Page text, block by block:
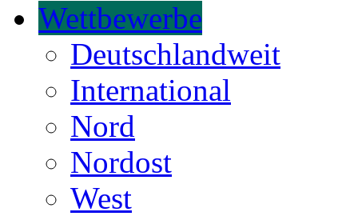
Wettbewerbe
Deutschlandweit
International
Nord
Nordost
West